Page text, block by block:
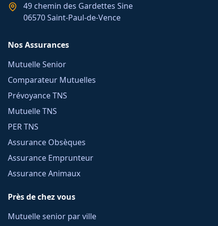
49 chemin des Gardettes Sine
06570 Saint-Paul-de-Vence
Nos Assurances
Mutuelle Senior
Comparateur Mutuelles
Prévoyance TNS
Mutuelle TNS
PER TNS
Assurance Obsèques
Assurance Emprunteur
Assurance Animaux
Près de chez vous
Mutuelle senior par ville